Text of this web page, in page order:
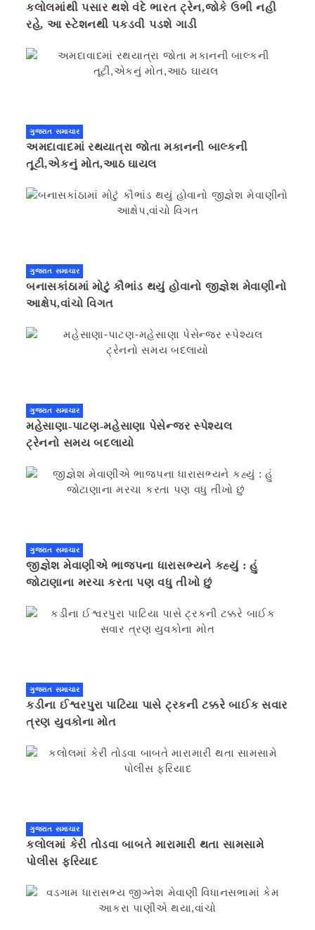
કલોલમાંથી પસાર થશે વંદે ભારત ટ્રેન,જોકે ઉભી નહી
રહે, આ સ્ટેશનથી પકડવી પડશે ગાડી
ગુજરાત સમાચાર
અમદાવાદમાં રથયાત્રા જોતા મકાનની બાલ્કની
તૂટી,એકનું મોત,આઠ ઘાયલ
ગુજરાત સમાચાર
બનાસકાંઠામાં મોટું કૌભાંડ થયું હોવાનો જીજ્ઞેશ મેવાણીનો
આક્ષેપ,વાંચો વિગત
ગુજરાત સમાચાર
મહેસાણા-પાટણ-મહેસાણા પેસેન્જર સ્પેશ્યલ
ટ્રેનનો સમય બદલાયો
ગુજરાત સમાચાર
જીજ્ઞેશ મેવાણીએ ભાજપના ધારાસભ્યને કહ્યું : હું
જોટાણાના મરચા કરતા પણ વધુ તીખો છું
ગુજરાત સમાચાર
કડીના ઈશ્વરપુરા પાટિયા પાસે ટ્રકની ટક્કરે બાઈક સવાર
ત્રણ યુવકોના મોત
ગુજરાત સમાચાર
કલોલમાં કેરી તોડવા બાબતે મારામારી થતા સામસામે
પોલીસ ફરિયાદ